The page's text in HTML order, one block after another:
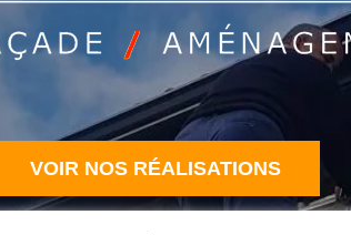
VOIR NOS RÉALISATIONS